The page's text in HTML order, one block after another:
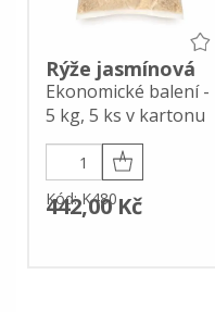
Rýže jasmínová
Ekonomické balení -
5 kg, 5 ks v kartonu
442,00 Kč
Kód: K480